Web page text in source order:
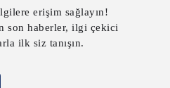
erişim sağlayın!
son haberler, ilgi çekici
ilk siz tanışın.